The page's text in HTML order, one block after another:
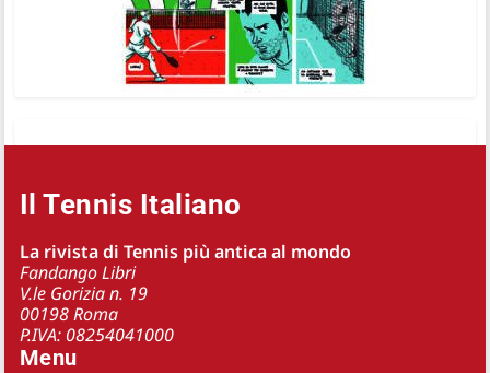
Il Tennis Italiano
La rivista di Tennis più antica al mondo
Fandango Libri
V.le Gorizia n. 19
00198 Roma
P.IVA: 08254041000
Menu